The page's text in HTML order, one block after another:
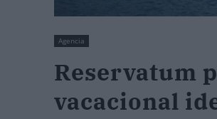
Agencia
Reservatum
vacacional